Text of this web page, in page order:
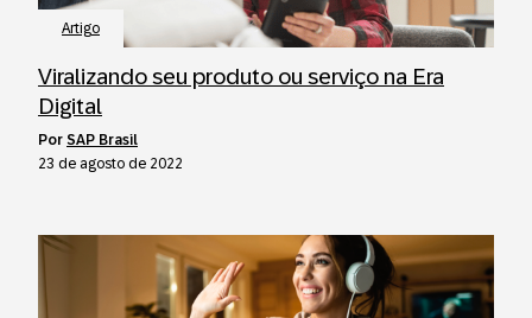
Artigo
Viralizando seu produto ou serviço na Era
Digital
por SAP Brasil
23 de agosto de 2022